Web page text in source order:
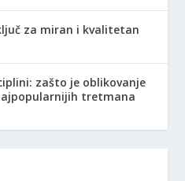
za miran i kvalitetan
zašto je oblikovanje
tretmana